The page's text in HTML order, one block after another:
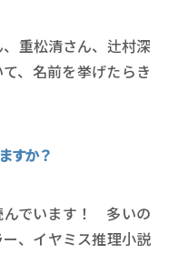
重松清さん、辻村深
、名前を挙げたらき
すか？
んでいます！ 多いの
、イヤミス推理小説